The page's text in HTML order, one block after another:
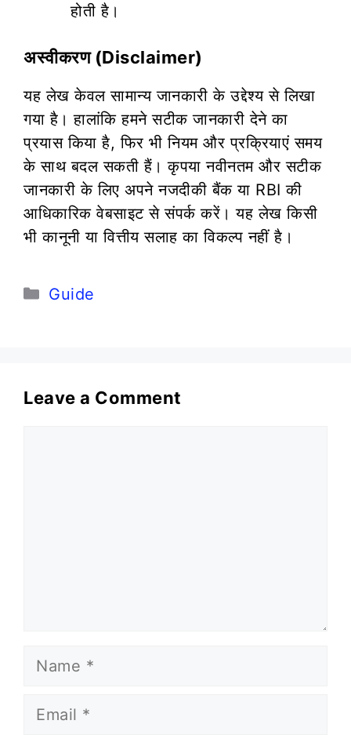
होती है।
अस्वीकरण (Disclaimer)
यह लेख केवल सामान्य जानकारी के उद्देश्य से लिखा
गया है। हालांकि हमने सटीक जानकारी देने का
प्रयास किया है, फिर भी नियम और प्रक्रियाएं समय
के साथ बदल सकती हैं। कृपया नवीनतम और सटीक
जानकारी के लिए अपने नजदीकी बैंक या RBI की
आधिकारिक वेबसाइट से संपर्क करें। यह लेख किसी
भी कानूनी या वित्तीय सलाह का विकल्प नहीं है।
Categories
Guide
Leave a Comment
Name
Email